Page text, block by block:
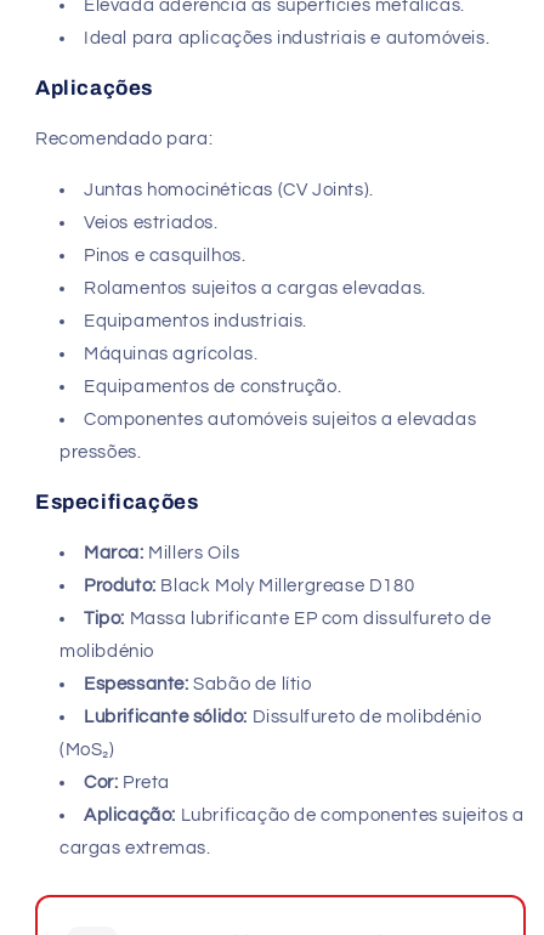
Elevada aderência às superfícies metálicas.
Ideal para aplicações industriais e automóveis.
Aplicações
Recomendado para:
Juntas homocinéticas (CV Joints).
Veios estriados.
Pinos e casquilhos.
Rolamentos sujeitos a cargas elevadas.
Equipamentos industriais.
Máquinas agrícolas.
Equipamentos de construção.
Componentes automóveis sujeitos a elevadas
pressões.
Especificações
Marca: Millers Oils
Produto: Black Moly Millergrease D180
Tipo: Massa lubrificante EP com dissulfureto de
molibdénio
Espessante: Sabão de lítio
Lubrificante sólido: Dissulfureto de molibdénio
(MoS₂)
Cor: Preta
Aplicação: Lubrificação de componentes sujeitos a
cargas extremas.